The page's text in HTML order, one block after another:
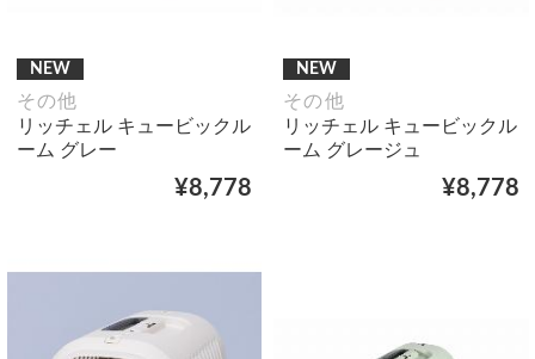
NEW
その他
リッチェル キュービックル
ーム グレー
¥8,778
NEW
その他
リッチェル キュービックル
ーム グレージュ
¥8,778